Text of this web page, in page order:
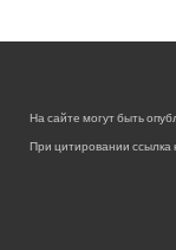
На сайте могут быть
При цитировании ссылка